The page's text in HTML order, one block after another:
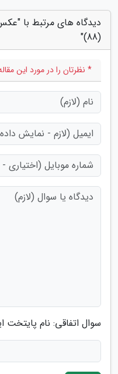
دیدگاه های مرتبط با
(88)"
* نظرتان را در مورد این
سوال اتفاقی: نام